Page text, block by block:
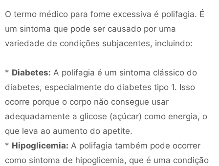
O termo médico para fome excessiva é polifagia. É
um sintoma que pode ser causado por uma
variedade de condições subjacentes, incluindo:
* Diabetes: A polifagia é um sintoma clássico do
diabetes, especialmente do diabetes tipo 1. Isso
ocorre porque o corpo não consegue usar
adequadamente a glicose (açúcar) como energia, o
que leva ao aumento do apetite.
* Hipoglicemia: A polifagia também pode ocorrer
como sintoma de hipoglicemia, que é uma condição